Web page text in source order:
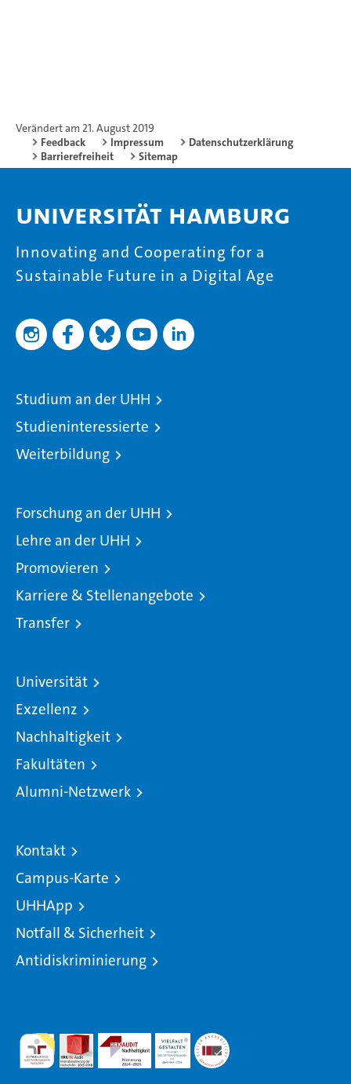
Verändert am 21. August 2019
Feedback
Impressum
Datenschutzerklärung
Barrierefreiheit
Sitemap
Universität Hamburg
Innovating and Cooperating for a
Sustainable Future in a Digital Age
Studium an der UHH
Studieninteressierte
Weiterbildung
Forschung an der UHH
Lehre an der UHH
Promovieren
Karriere & Stellenangebote
Transfer
Universität
Exzellenz
Nachhaltigkeit
Fakultäten
Alumni-Netzwerk
Kontakt
Campus-Karte
UHHApp
Notfall & Sicherheit
Antidiskriminierung